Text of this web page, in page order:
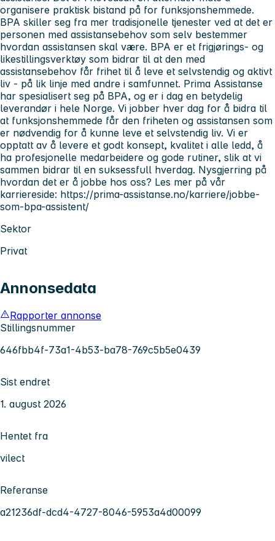
organisere praktisk bistand på for funksjonshemmede.
BPA skiller seg fra mer tradisjonelle tjenester ved at det er
personen med assistansebehov som selv bestemmer
hvordan assistansen skal være. BPA er et frigjørings- og
likestillingsverktøy som bidrar til at den med
assistansebehov får frihet til å leve et selvstendig og aktivt
liv - på lik linje med andre i samfunnet. Prima Assistanse
har spesialisert seg på BPA, og er i dag en betydelig
leverandør i hele Norge. Vi jobber hver dag for å bidra til
at funksjonshemmede får den friheten og assistansen som
er nødvendig for å kunne leve et selvstendig liv. Vi er
opptatt av å levere et godt konsept, kvalitet i alle ledd, å
ha profesjonelle medarbeidere og gode rutiner, slik at vi
sammen bidrar til en suksessfull hverdag. Nysgjerring på
hvordan det er å jobbe hos oss? Les mer på vår
karriereside: https://prima-assistanse.no/karriere/jobbe-
som-bpa-assistent/
Sektor
Privat
Annonsedata
Rapporter annonse
Stillingsnummer
646fbb4f-73a1-4b53-ba78-769c5b5e0439
Sist endret
1. august 2026
Hentet fra
vilect
Referanse
a21236df-dcd4-4727-8046-5953a4d00099